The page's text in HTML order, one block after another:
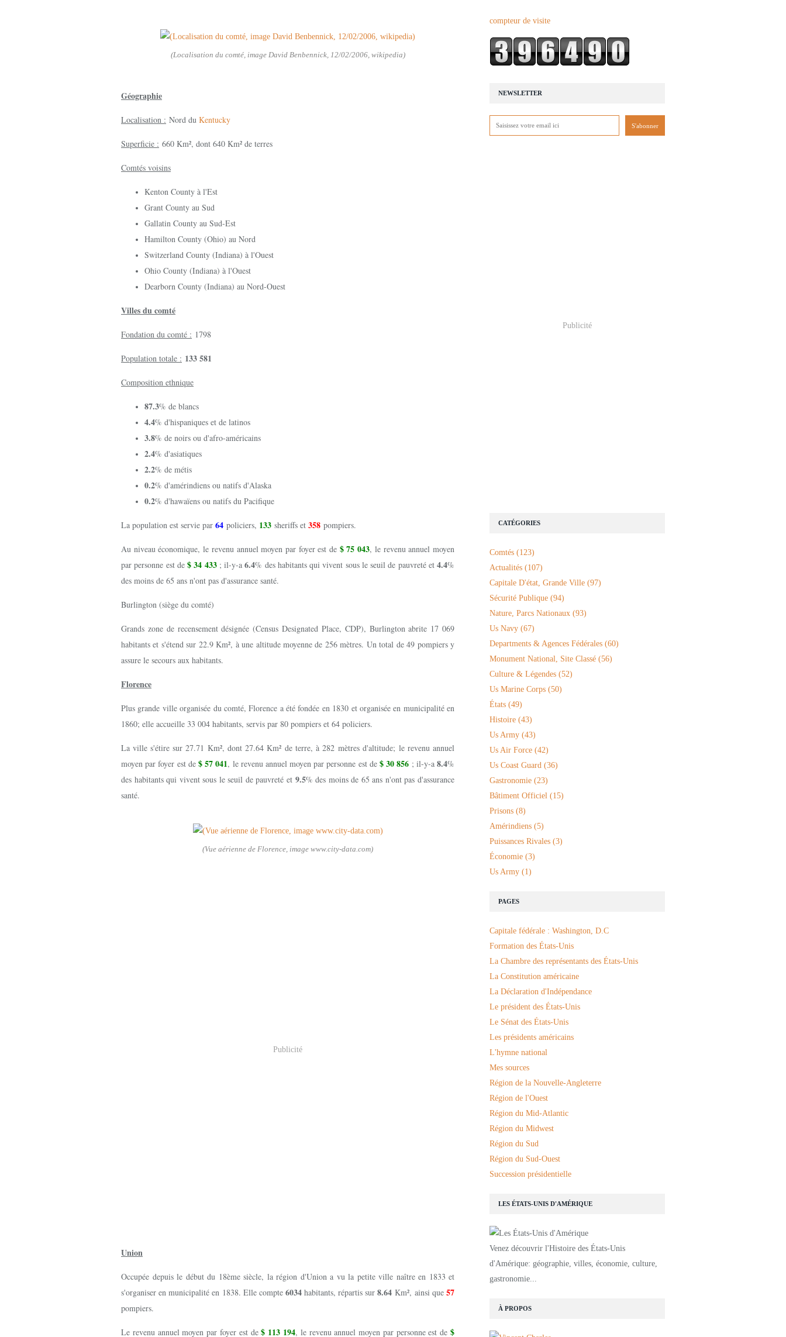
(Localisation du comté, image David Benbennick, 12/02/2006, wikipedia)
Géographie
Localisation : Nord du Kentucky
Superficie : 660 Km², dont 640 Km² de terres
Comtés voisins
Kenton County à l'Est
Grant County au Sud
Gallatin County au Sud-Est
Hamilton County (Ohio) au Nord
Switzerland County (Indiana) à l'Ouest
Ohio County (Indiana) à l'Ouest
Dearborn County (Indiana) au Nord-Ouest
Villes du comté
Fondation du comté : 1798
Population totale : 133 581
Composition ethnique
87.3% de blancs
4.4% d'hispaniques et de latinos
3.8% de noirs ou d'afro-américains
2.4% d'asiatiques
2.2% de métis
0.2% d'amérindiens ou natifs d'Alaska
0.2% d'hawaïens ou natifs du Pacifique
La population est servie par 64 policiers, 133 sheriffs et 358 pompiers.
Au niveau économique, le revenu annuel moyen par foyer est de $ 75 043, le revenu annuel moyen
par personne est de $ 34 433; il-y-a6.4% des habitants qui vivent sous le seuil de pauvreté et 4.4%
des moins de 65 ans n'ont pas d'assurance santé.
Burlington (siège du comté)
Grands zone de recensement désignée (Census Designated Place, CDP), Burlington abrite 17 069
habitants et s'étend sur 22.9 Km², à une altitude moyenne de 256 mètres. Un total de 49 pompiers y
assure le secours aux habitants.
Florence
Plus grande ville organisée du comté, Florence a été fondée en 1830 et organisée en municipalité en
1860; elle accueille 33 004 habitants, servis par 80 pompiers et 64 policiers.
La ville s'étire sur 27.71 Km², dont 27.64 Km² de terre, à 282 mètres d'altitude; le revenu annuel
moyen par foyer est de $ 57 041, le revenu annuel moyen par personne est de$ 30 856 ; il-y-a8.4%
des habitants qui vivent sous le seuil de pauvreté et 9.5% des moins de 65 ans n'ont pas d'assurance
santé.
(Vue aérienne de Florence, image www.city-data.com)
Publicité
Union
Occupée depuis le début du 18ème siècle, la région d'Union a vu la petite ville naître en 1833 et
s'organiser en municipalité en 1838. Elle compte 6034habitants, répartis sur8.64 Km², ainsi que57
pompiers.
Le revenu annuel moyen par foyer est de$ 113 194, le revenu annuel moyen par personne est de$
NEWSLETTER
LES ÉTATS-UNIS D'AMÉRIQUE
Venez découvrir l'Histoire des États-Unis
d'Amérique: géographie, villes, économie, culture,
gastronomie...
À PROPOS
Publicité
PAGES
Capitale fédérale : Washington, D.C
Formation des États-Unis
La Chambre des représentants des États-Unis
La Constitution américaine
La Déclaration d'Indépendance
Le président des États-Unis
Le Sénat des États-Unis
Les présidents américains
L'hymne national
Mes sources
Région de la Nouvelle-Angleterre
Région de l'Ouest
Région du Mid-Atlantic
Région du Midwest
Région du Sud
Région du Sud-Ouest
Succession présidentielle
CATÉGORIES
Comtés (123)
Actualités (107)
Capitale D'état, Grande Ville (97)
Sécurité Publique (94)
Nature, Parcs Nationaux (93)
Us Navy (67)
Departments & Agences Fédérales (60)
Monument National, Site Classé (56)
Culture & Légendes (52)
Us Marine Corps (50)
États (49)
Histoire (43)
Us Army (43)
Us Air Force (42)
Us Coast Guard (36)
Gastronomie (23)
Bâtiment Officiel (15)
Prisons (8)
Amérindiens (5)
Puissances Rivales (3)
Économie (3)
Us Army (1)
compteur de visite